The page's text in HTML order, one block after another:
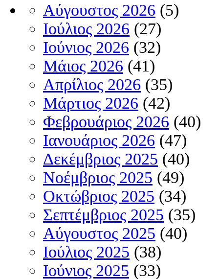
Αύγουστος 2026 (5)
Ιούλιος 2026 (27)
Ιούνιος 2026 (32)
Μάιος 2026 (41)
Απρίλιος 2026 (35)
Μάρτιος 2026 (42)
Φεβρουάριος 2026 (40)
Ιανουάριος 2026 (47)
Δεκέμβριος 2025 (40)
Νοέμβριος 2025 (49)
Οκτώβριος 2025 (34)
Σεπτέμβριος 2025 (35)
Αύγουστος 2025 (40)
Ιούλιος 2025 (38)
Ιούνιος 2025 (33)